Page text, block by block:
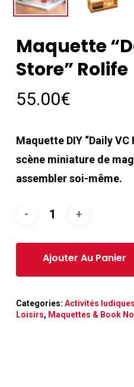
Maquette
Store” Rolife
55.00€
Maquette DIY “Daily VC
scène miniature de
assembler soi-même.
Categories: Activités ludiques
Loisirs, Maquettes & Book